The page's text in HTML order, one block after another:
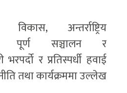
अन्तर्राष्ट्रिय
पूर्ण सञ्चालन र
र प्रतिस्पर्धी हवाई
तथा कार्यक्रममा उल्लेख